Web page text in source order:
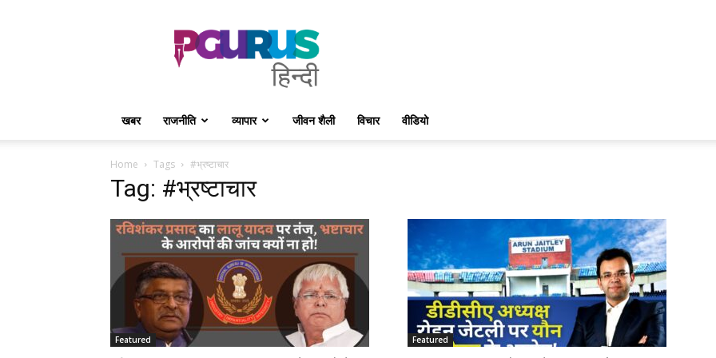
PGurus
Hindi
खबर राजनीति व्यापार जीवन शैली विचार वीडियो
Home Tags #भ्रष्टाचार
Tag: #भ्रष्टाचार
Featured Featured